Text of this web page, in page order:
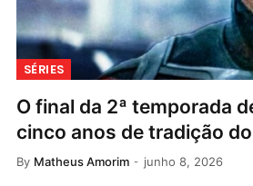
SÉRIES
O final da 2ª temporada
cinco anos de tradição
By Matheus Amorim junho 8, 2026